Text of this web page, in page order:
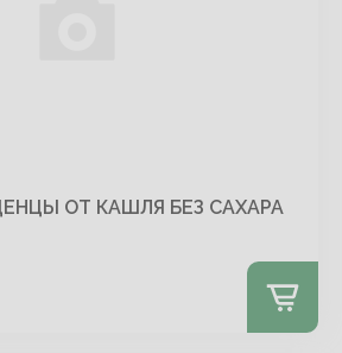
ОТ КАШЛЯ БЕЗ САХАРА